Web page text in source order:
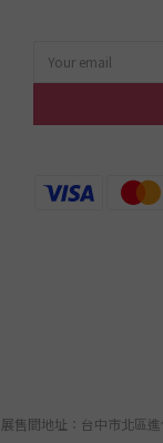
展售間地址：台中市北區